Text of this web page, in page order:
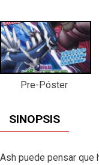
Pre-Póster
SINOPSIS
Ash puede pensar